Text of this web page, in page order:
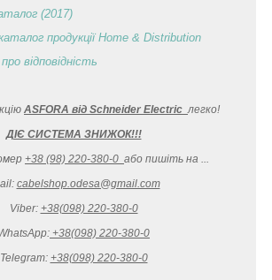
(2017)
продукції Home & Distribution
про відповідність
ASFORA від Schneider Electric легко!
ДІЄ СИСТЕМА ЗНИЖОК!!!
+38 (98) 220-380-0 або пишіть на ...
cabelshop.odesa@gmail.com
Viber: +38(098) 220-380-0
+38(098) 220-380-0
Telegram: +38(098) 220-380-0